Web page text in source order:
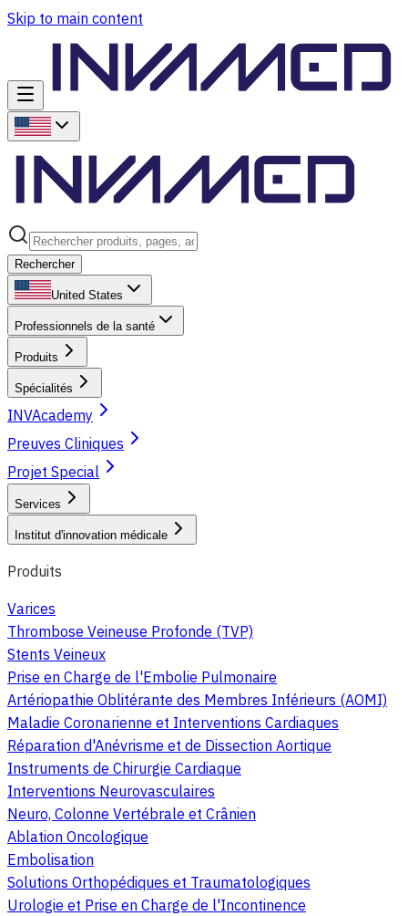
Skip to main content
Rechercher
United States
Professionnels de la santé
Produits
Spécialités
INVAcademy
Preuves Cliniques
Projet Special
Services
Institut d'innovation médicale
Produits
Varices
Thrombose Veineuse Profonde (TVP)
Stents Veineux
Prise en Charge de l'Embolie Pulmonaire
Artériopathie Oblitérante des Membres Inférieurs (AOMI)
Maladie Coronarienne et Interventions Cardiaques
Réparation d'Anévrisme et de Dissection Aortique
Instruments de Chirurgie Cardiaque
Interventions Neurovasculaires
Neuro, Colonne Vertébrale et Crânien
Ablation Oncologique
Embolisation
Solutions Orthopédiques et Traumatologiques
Urologie et Prise en Charge de l'Incontinence